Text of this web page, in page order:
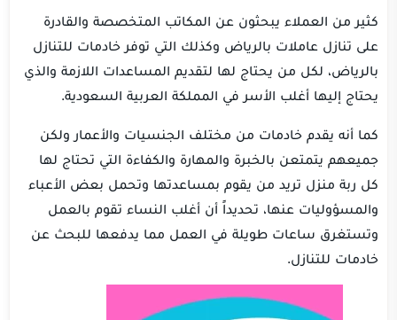
كثير من العملاء يبحثون عن المكاتب المتخصصة والقادرة
على تنازل عاملات بالرياض وكذلك التي توفر خادمات للتنازل
بالرياض، لكل من يحتاج لها لتقديم المساعدات اللازمة والذي
يحتاج إليها أغلب الأسر في المملكة العربية السعودية.
كما أنه يقدم خادمات من مختلف الجنسيات والأعمار ولكن
جميعهم يتمتعن بالخبرة والمهارة والكفاءة التي تحتاج لها
كل ربة منزل تريد من يقوم بمساعدتها وتحمل بعض الأعباء
والمسؤوليات عنها، تحديداً أن أغلب النساء تقوم بالعمل
وتستغرق ساعات طويلة في العمل مما يدفعها للبحث عن
خادمات للتنازل.